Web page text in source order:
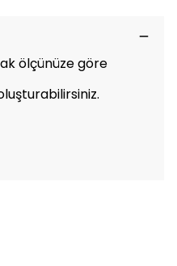
ölçünüze göre